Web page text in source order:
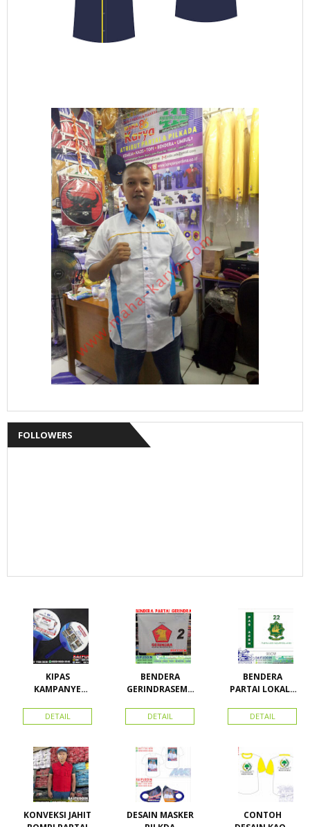
FOLLOWERS
KIPAS
KAMPANYE
DETAIL
BENDERA
GERINDRASEMU
DETAIL
BENDERA
PARTAI LOKAL /
ACEH
DETAIL
KONVEKSI JAHIT
DESAIN MASKER
CONTOH